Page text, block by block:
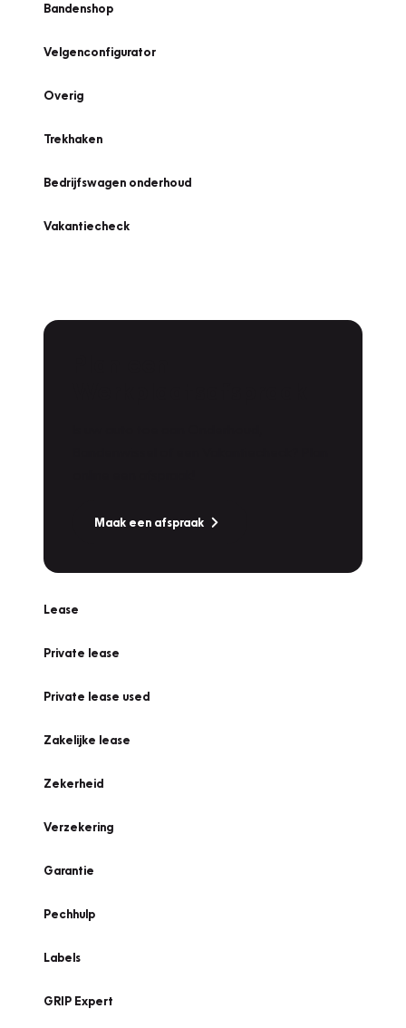
Bandenshop
Velgenconfigurator
Overig
Trekhaken
Bedrijfswagen onderhoud
Vakantiecheck
Maak een afspraak
Lease
Private lease
Private lease used
Zakelijke lease
Zekerheid
Verzekering
Garantie
Pechhulp
Labels
GRIP Expert